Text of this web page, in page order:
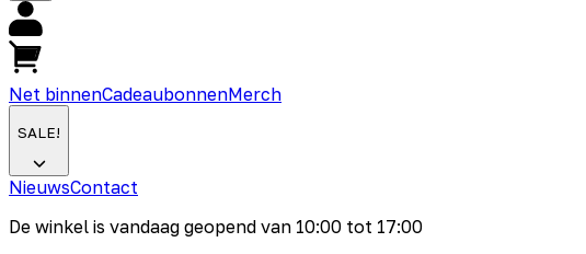
Net binnenCadeaubonnenMerch
SALE!
NieuwsContact
De winkel is vandaag geopend van 10:00 tot 17:00